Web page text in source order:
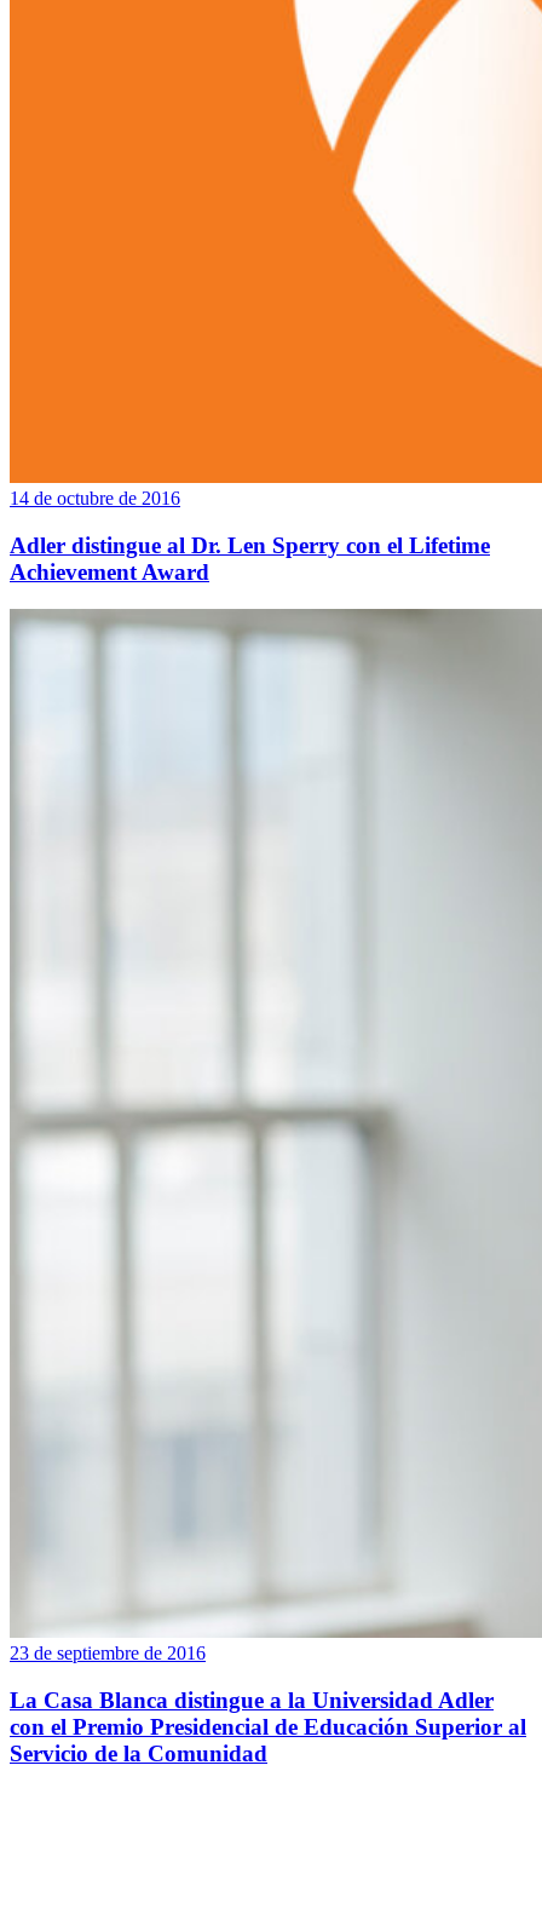
14 de octubre de 2016
Adler distingue al Dr. Len Sperry con el Lifetime
Achievement Award
23 de septiembre de 2016
La Casa Blanca distingue a la Universidad Adler
con el Premio Presidencial de Educación Superior al
Servicio de la Comunidad